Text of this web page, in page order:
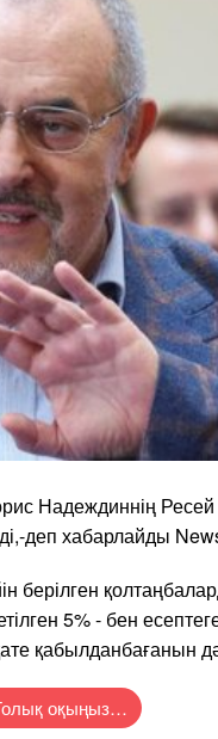
Надеждиннің Ресей
деп хабарлайды
5% - бен
қабылданбағанын
оқыңыз…